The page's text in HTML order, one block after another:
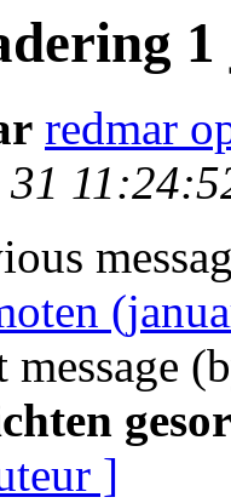
redmar
31
message
]